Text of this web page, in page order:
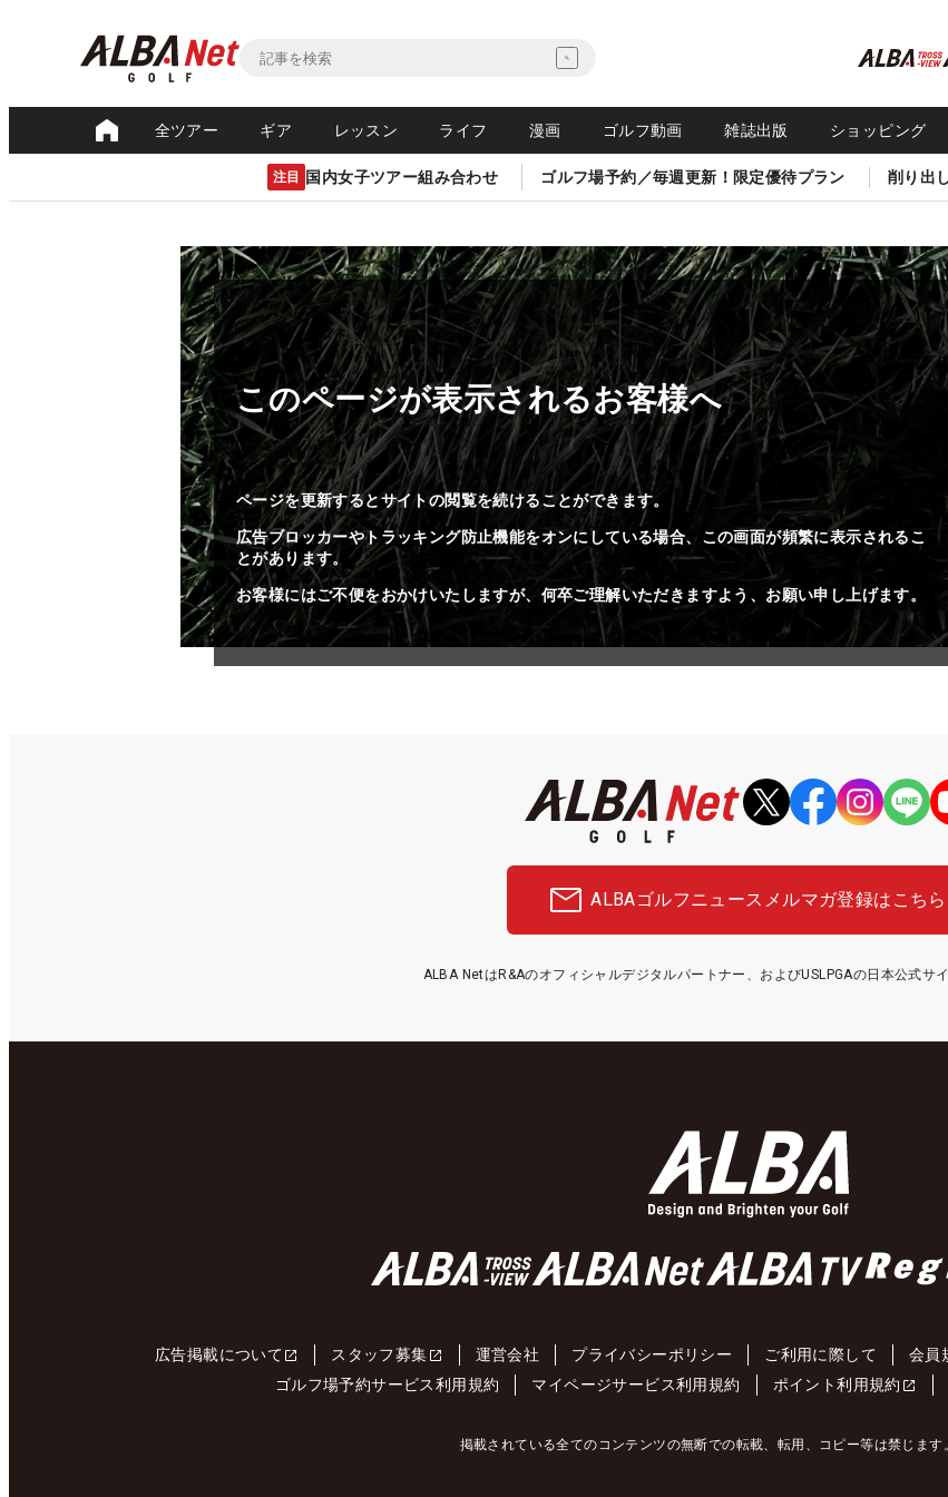
全ツアー ギア レッスン ライフ 漫画 ゴルフ動画 雑誌出版 ショッピング
注目 国内女子ツアー組み合わせ ゴルフ場予約／毎週更新！限定優待プラン 削り出
このページが表示されるお客様へ
ページを更新するとサイトの閲覧を続けることができます。
広告ブロッカーやトラッキング防止機能をオンにしている場合、この画面が頻繁に表示されるこ
とがあります。
お客様にはご不便をおかけいたしますが、何卒ご理解いただきますよう、お願い申し上げます。
ALBAゴルフニュース メルマガ登録はこちら
ALBA NetはR&Aのオフィシャルデジタルパートナー、およびUSLPGAの日本公式サ
広告掲載について スタッフ募集 運営会社 プライバシーポリシー ご利用に際して 会員
ゴルフ場予約サービス利用規約
マイページサービス利用規約 ポイント利用規約
掲載されている全てのコンテンツの無断での転載、転用、コピー等は禁じま